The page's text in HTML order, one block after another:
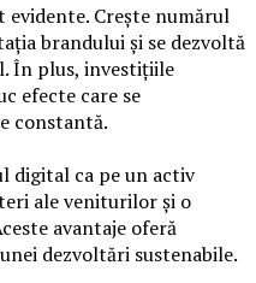
Crește numărul
brandului și se dezvoltă
În plus, investițiile
efecte care se
constantă.
digital ca pe un activ
ale veniturilor și o
avantaje oferă
dezvoltări sustenabile.